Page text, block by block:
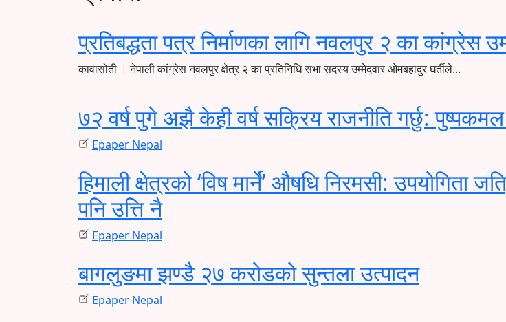
प्रतिबद्धता पत्र निर्माणका लागि नवलपुर २ का कांग्रेस
कावासोती । नेपाली कांग्रेस नवलपुर क्षेत्र २ का प्रतिनिधि सभा सदस्य उम्मेदवार ओमबहादुर घर्तीले...
७२ वर्ष पुगे अझै केही वर्ष सक्रिय राजनीति गर्छु: पुष्पकमल
Epaper Nepal
हिमाली क्षेत्रको ‘विष मार्ने’ औषधि निरमसी: उपयोगिता
पनि उत्ति नै
Epaper Nepal
बागलुङमा झण्डै २७ करोडको सुन्तला उत्पादन
Epaper Nepal